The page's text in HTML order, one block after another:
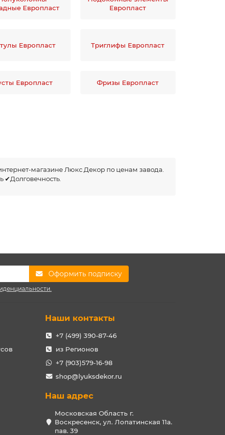
Европласт
Европласт
Европласт Триглифы Европласт
Европласт Фризы Европласт
магазине Люкс Декор по ценам завода.
✔Долговечность.
Оформить подписку
Наши контакты
+7 (499) 390-87-46
из Регионов
+7 (903)579-16-98
shop@lyuksdekor.ru
Наш адрес
Московская Область г.
Воскресенск, ул. Лопатинская 11а.
пав. 39